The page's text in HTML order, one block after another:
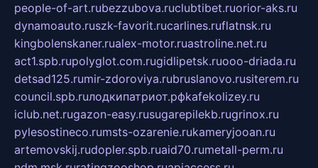
people-of-art.rubezzubova.ruclubtibet.ruorior-aks.ru
dynamoauto.ruszk-favorit.rucarlines.ruflatnsk.ru
kingbolenskaner.rualex-motor.ruastroline.net.ru
act1.spb.rupolyglot.com.rugidlipetsk.ruooo-driada.ru
detsad125.rumir-zdoroviya.rubruslanovo.rusiterem.ru
council.spb.ruлодкипатриот.рфkafekolizey.ru
iclub.net.rugazon-easy.rusugarepilekb.rugrinox.ru
pylesostineco.rumsts-ozarenie.rukameryjooan.ru
artemovskij.rudopler.spb.ruaid70.rumetall-perm.ru